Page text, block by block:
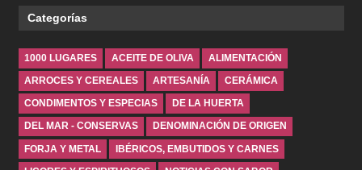
Categorías
1000 LUGARES ACEITE DE OLIVA ALIMENTACIÓN
ARROCES Y CEREALES ARTESANÍA CERÁMICA
CONDIMENTOS Y ESPECIAS DE LA HUERTA
DEL MAR - CONSERVAS DENOMINACIÓN DE ORIGEN
FORJA Y METAL IBÉRICOS, EMBUTIDOS Y CARNES